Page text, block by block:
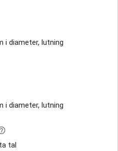
i diameter, lutning
i diameter, lutning
tal